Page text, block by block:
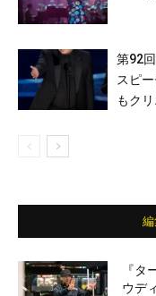
第92
スピ
もク
『タ
ウデ